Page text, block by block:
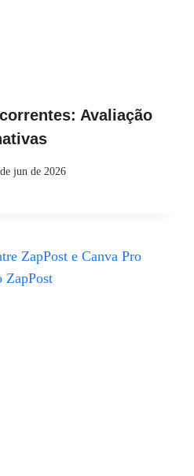
Avaliação
jun de 2026